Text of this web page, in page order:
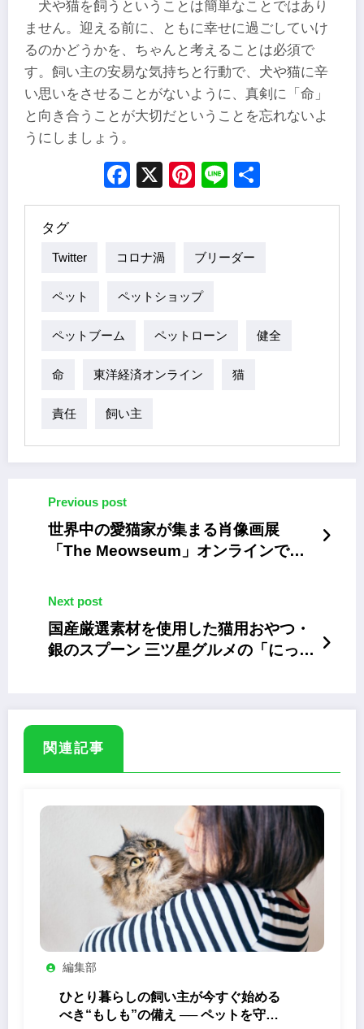
犬や猫を飼うということは簡単なことではあり
ません。迎える前に、ともに幸せに過ごしていけ
るのかどうかを、ちゃんと考えることは必須で
す。飼い主の安易な気持ちと行動で、犬や猫に辛
い思いをさせることがないように、真剣に「命」
と向き合うことが大切だということを忘れないよ
うにしましょう。
Facebook
X Pinterest
Line
タグ
Twitter コロナ渦 ブリーダー
ペット ペットショップ
ペットブーム ペットローン 健全
命 東洋経済オンライン 猫
責任 飼い主
Previous post
世界中の愛猫家が集まる肖像画展
「The Meowseum」オンラインで開
Next post
国産厳選素材を使用した猫用おやつ・
銀のスプーン 三ツ星グルメの「にっぽ
関連記事
編集部
ひとり暮らしの飼い主が今すぐ始める
べき“もしも”の備え ── ペットを守る